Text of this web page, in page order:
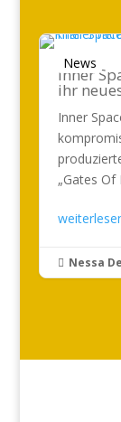
News
Inner
ihr
Inner
„Gates Of
 Nessa